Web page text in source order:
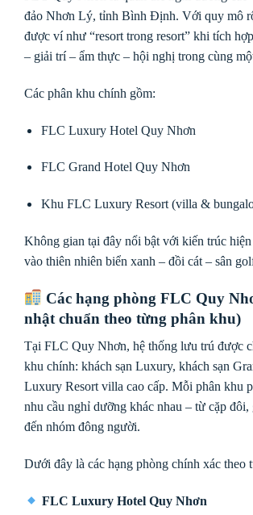
đảo Nhơn Lý, tỉnh Bình Định. Với quy mô
được ví như “resort trong resort” khi tích
– giải trí – ẩm thực – hội nghị trong cùng
Các phân khu chính gồm:
FLC Luxury Hotel Quy Nhơn
FLC Grand Hotel Quy Nhơn
Khu FLC Luxury Resort (villa &
Không gian tại đây nổi bật với kiến trúc
vào thiên nhiên biển xanh – đồi cát – sân
Các hạng phòng FLC Quy
nhật chuẩn theo từng phân khu)
Tại FLC Quy Nhơn, hệ thống lưu trú được
khu chính: khách sạn Luxury, khách sạn
Luxury Resort villa cao cấp. Mỗi phân khu
nhu cầu nghỉ dưỡng khác nhau – từ cặp đôi,
đến nhóm đông người.
Dưới đây là các hạng phòng chính xác theo
FLC Luxury Hotel Quy Nhơn